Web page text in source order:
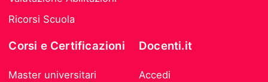
Ricorsi Scuola
Corsi e Certificazioni
Master universitari
Docenti.it
Accedi